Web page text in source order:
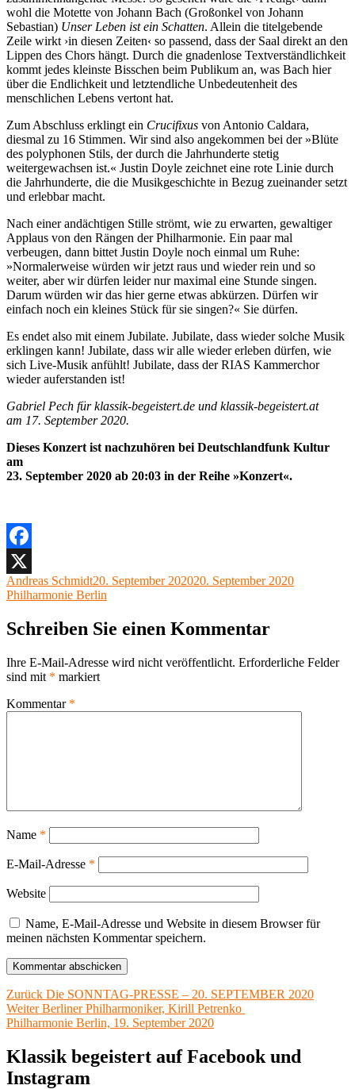
wohl die Motette von Johann Bach (Großonkel von Johann
Sebastian) Unser Leben ist ein Schatten. Allein die titelgebende
Zeile wirkt ›in diesen Zeiten‹ so passend, dass der Saal direkt an den
Lippen des Chors hängt. Durch die gnadenlose Textverständlichkeit
kommt jedes kleinste Bisschen beim Publikum an, was Bach hier
über die Endlichkeit und letztendliche Unbedeutenheit des
menschlichen Lebens vertont hat.
Zum Abschluss erklingt ein Crucifixus von Antonio Caldara,
diesmal zu 16 Stimmen. Wir sind also angekommen bei der »Blüte
des polyphonen Stils, der durch die Jahrhunderte stetig
weitergewachsen ist.« Justin Doyle zeichnet eine rote Linie durch
die Jahrhunderte, die die Musikgeschichte in Bezug zueinander setzt
und erlebbar macht.
Nach einer andächtigen Stille strömt, wie zu erwarten, gewaltiger
Applaus von den Rängen der Philharmonie. Ein paar mal
verbeugen, dann bittet Justin Doyle noch einmal um Ruhe:
»Normalerweise würden wir jetzt raus und wieder rein und so
weiter, aber wir dürfen leider nur maximal eine Stunde singen.
Darum würden wir das hier gerne etwas abkürzen. Dürfen wir
einfach noch ein kleines Stück für sie singen?« Sie dürfen.
Es endet also mit einem Jubilate. Jubilate, dass wieder solche Musik
erklingen kann! Jubilate, dass wir alle wieder erleben dürfen, wie
sich Live-Musik anfühlt! Jubilate, dass der RIAS Kammerchor
wieder auferstanden ist!
Gabriel Pech für klassik-begeistert.de und klassik-begeistert.at
am 17. September 2020.
Dieses Konzert ist nachzuhören bei Deutschlandfunk Kultur
am
23. September 2020 ab 20:03 in der Reihe »Konzert«.
Facebook
X
Autor
Andreas SchmidtVeröffentlicht
am
20. September 202020. September 2020Kategorien
Philharmonie Berlin
Schreiben Sie einen Kommentar
Ihre E-Mail-Adresse wird nicht veröffentlicht. Erforderliche Felder
sind mit * markiert
Kommentar *
Name *
E-Mail-Adresse *
Website
Name, E-Mail-Adresse und Website in diesem Browser für
meinen nächsten Kommentar speichern.
Beitragsnavigation
Zurück Vorheriger
Beitrag:
Die SONNTAG-PRESSE – 20. SEPTEMBER 2020
Weiter Nächster
Beitrag:
Berliner Philharmoniker, Kirill Petrenko
Philharmonie Berlin, 19. September 2020
Klassik begeistert auf Facebook und
Instagram